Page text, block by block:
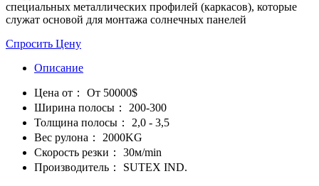
специальных металлических профилей (каркасов), которые
служат основой для монтажа солнечных панелей
Спросить Цену
Описание
Цена от：
От 50000$
Ширина полосы：
200-300
Толщина полосы：
2,0 - 3,5
Вес рулона：
2000KG
Скорость резки：
30м/min
Производитель：
SUTEX IND.